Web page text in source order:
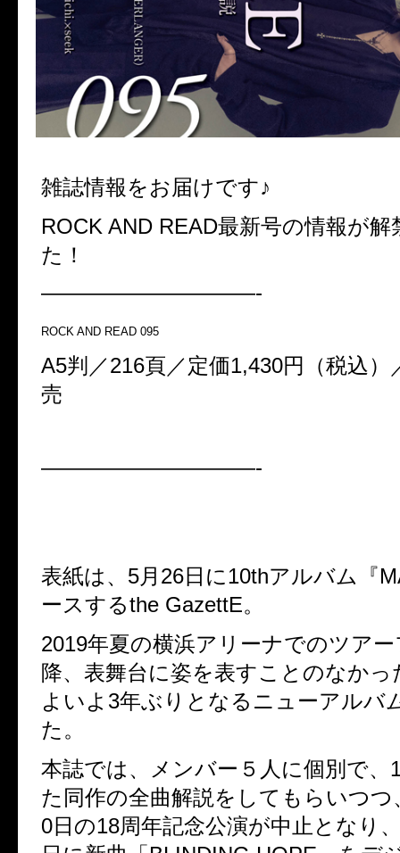
雑誌情報をお届けです♪
ROCK AND READ最新号の情報が
た！
——————————-
ROCK AND READ 095
A5判／216頁／定価1,430円（税込）
売
——————————-
表紙は、5月26日に10thアルバム『
ースするthe GazettE。
2019年夏の横浜アリーナでのツア
降、表舞台に姿を表すことのなか
よいよ3年ぶりとなるニューアルバ
た。
本誌では、メンバー５人に個別で、
た同作の全曲解説をしてもらいつつ
0日の18周年記念公演が中止となり